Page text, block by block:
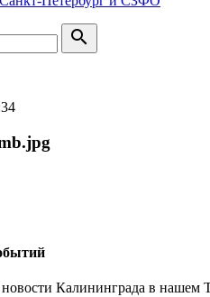
search
Калининграда в нашем